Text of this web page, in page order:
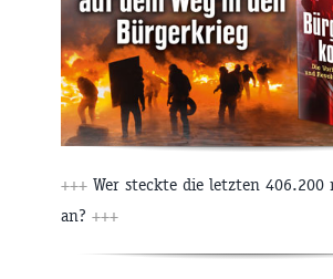
+++ Wer steckte die letzten 406.200
an? +++